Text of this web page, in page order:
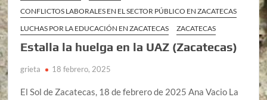
CONFLICTOS LABORALES EN EL SECTOR PÚBLICO EN ZACATECAS
LUCHAS POR LA EDUCACIÓN EN ZACATECAS
ZACATECAS
Estalla la huelga en la UAZ (Zacatecas)
grieta 18 febrero, 2025
El Sol de Zacatecas, 18 de febrero de 2025 Ana Vacio La